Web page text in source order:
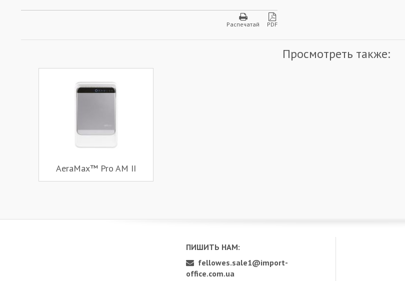
Распечатай PDF
Просмотреть также:
AeraMax™ Pro AM II
ПИШИТЬ НАМ:
fellowes.sale1@import-
office.com.ua